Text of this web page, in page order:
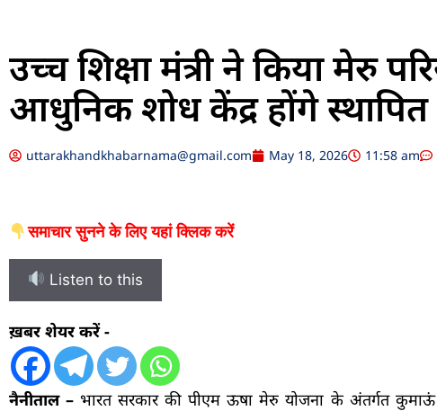
उच्च शिक्षा मंत्री ने किया मेरु
आधुनिक शोध केंद्र होंगे स्थापित
uttarakhandkhabarnama@gmail.com May 18, 2026 11:58 am
समाचार सुनने के लिए यहां क्लिक करें
Listen to this
ख़बर शेयर करें -
नैनीताल –भारत सरकार की पीएम ऊषा मेरु योजना के अंतर्गत कुमाऊं